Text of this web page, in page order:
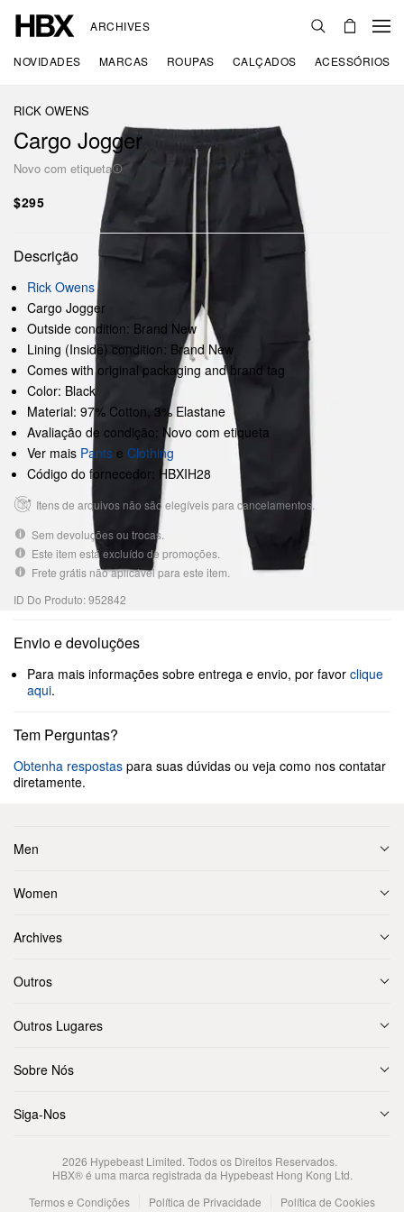
ARCHIVES
NOVIDADES MARCAS ROUPAS CALÇADOS ACESSÓRIOS
RICK OWENS
Cargo Jogger
Novo com etiqueta
$295
Descrição
Rick Owens
Cargo Jogger
Outside condition: Brand New
Lining (Inside) condition: Brand New
Comes with original packaging and brand tag
Color: Black
Material: 97% Cotton, 3% Elastane
Avaliação de condição: Novo com etiqueta
Ver mais Pants e Clothing
Código do fornecedor: HBXIH28
Itens de arquivos não são elegíveis para cancelamentos.
Sem devoluções ou trocas.
Este item está excluído de promoções.
Frete grátis não aplicável para este item.
ID Do Produto: 952842
Envio e devoluções
Para mais informações sobre entrega e envio, por favor clique
aqui.
Tem Perguntas?
Obtenha respostas para suas dúvidas ou veja como nos contatar
diretamente.
Men
Women
Archives
Outros
Outros Lugares
Sobre Nós
Siga-Nos
2026 Hypebeast Limited. Todos os Direitos Reservados.
HBX® é uma marca registrada da Hypebeast Hong Kong Ltd.
Termos e Condições
Política de Privacidade Política de Cookies